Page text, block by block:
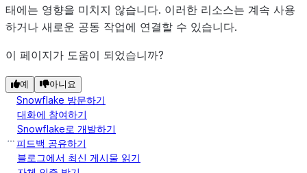
태에는 영향을 미치지 않습니다. 이러한 리소스는 계속 사용
하거나 새로운 공동 작업에 연결할 수 있습니다.
이 페이지가 도움이 되었습니까?
예 아니요
Snowflake 방문하기
대화에 참여하기
Snowflake로 개발하기
피드백 공유하기
블로그에서 최신 게시물 읽기